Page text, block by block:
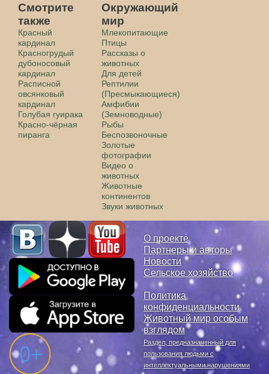
Смотрите
также
Красный
кардинал
Красногрудый
дубоносовый
кардинал
Расписной
овсянковый
кардинал
Голубая гуирака
Красно-чёрная
пиранга
Окружающий
мир
Млекопитающие
Птицы
Рассказы о
животных
Для детей
Рептилии
(Пресмыкающиеся)
Амфибии
(Земноводные)
Рыбы
Беспозвоночные
Золотые
фотографии
Видео о
животных
Животные
континентов
Звуки животных
О проекте
Партнеры и авторы
Новости
Сельское хозяйство
Политика
конфиденциальности
Животный мир особым
взглядом
Раздел, предназначенный для
пользования людьми с
интеллектуальными нарушениями